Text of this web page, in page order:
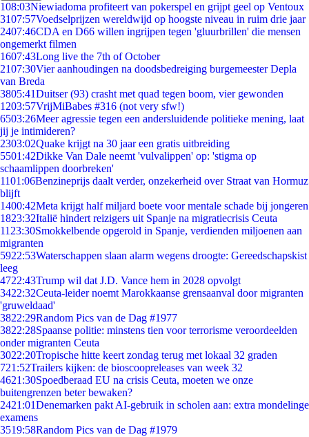
108:03Niewiadoma profiteert van pokerspel en grijpt geel op Ventoux
3107:57Voedselprijzen wereldwijd op hoogste niveau in ruim drie jaar
2407:46CDA en D66 willen ingrijpen tegen 'gluurbrillen' die mensen
ongemerkt filmen
1607:43Long live the 7th of October
2107:30Vier aanhoudingen na doodsbedreiging burgemeester Depla
van Breda
3805:41Duitser (93) crasht met quad tegen boom, vier gewonden
1203:57VrijMiBabes #316 (not very sfw!)
6503:26Meer agressie tegen een andersluidende politieke mening, laat
jij je intimideren?
2303:02Quake krijgt na 30 jaar een gratis uitbreiding
5501:42Dikke Van Dale neemt 'vulvalippen' op: 'stigma op
schaamlippen doorbreken'
1101:06Benzineprijs daalt verder, onzekerheid over Straat van Hormuz
blijft
1400:42Meta krijgt half miljard boete voor mentale schade bij jongeren
1823:32Italië hindert reizigers uit Spanje na migratiecrisis Ceuta
11 23:30Smokkelbende opgerold in Spanje, verdienden miljoenen aan
migranten
5922:53Waterschappen slaan alarm wegens droogte: Gereedschapskist
leeg
4722:43Trump wil dat J.D. Vance hem in 2028 opvolgt
3422:32Ceuta-leider noemt Marokkaanse grensaanval door migranten
'gruweldaad'
3822:29Random Pics van de Dag #1977
3822:28Spaanse politie: minstens tien voor terrorisme veroordeelden
onder migranten Ceuta
3022:20Tropische hitte keert zondag terug met lokaal 32 graden
721:52Trailers kijken: de bioscoopreleases van week 32
4621:30Spoedberaad EU na crisis Ceuta, moeten we onze
buitengrenzen beter bewaken?
2421:01Denemarken pakt AI-gebruik in scholen aan: extra mondelinge
examens
3519:58Random Pics van de Dag #1979